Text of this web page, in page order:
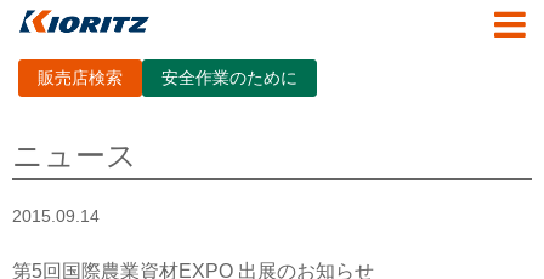
販売店検索 安全作業のために
ニュース
2015.09.14
第5回国際農業資材EXPO 出展のお知らせ